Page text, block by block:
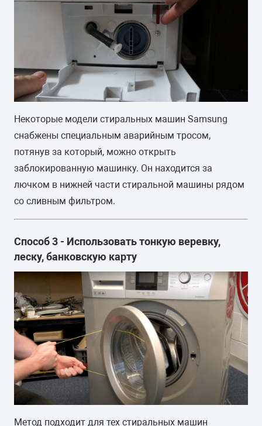
Некоторые модели стиральных машин Samsung
снабжены специальным аварийным тросом,
потянув за который, можно открыть
заблокированную машинку. Он находится за
лючком в нижней части стиральной машины рядом
со сливным фильтром.
Способ 3 - Использовать тонкую веревку,
леску, банковскую карту
Метод подходит для тех стиральных машин